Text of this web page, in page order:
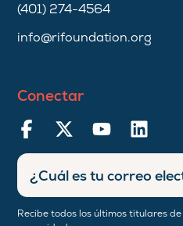
(401) 274-4564
info@rifoundation.org
Conectar
Recibe todos los últimos titulares
Ingresar
dirección
de
correo